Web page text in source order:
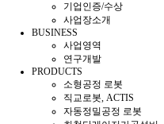
기업인증/수상
사업장소개
BUSINESS
사업영역
연구개발
PRODUCTS
소형공정 로봇
직교로봇, ACTIS
자동정밀공정 로봇